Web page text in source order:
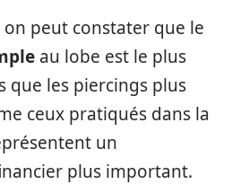
on peut constater que le
au lobe est le plus
que les piercings plus
ceux pratiqués dans la
un
plus important.